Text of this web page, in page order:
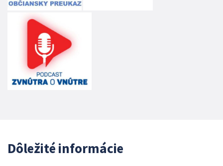
Dôležité informácie